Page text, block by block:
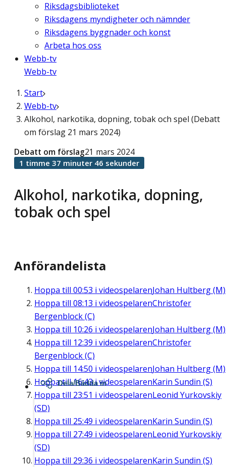
Riksdagsbiblioteket
Riksdagens myndigheter och nämnder
Riksdagens byggnader och konst
Arbeta hos oss
Webb-tv
Webb-tv
Start
Webb-tv
Alkohol, narkotika, dopning, tobak och spel (Debatt
om förslag 21 mars 2024)
Alkohol, narkotika, dopning,
tobak och spel
Debatt om förslag21 mars 2024
1 timme 37 minuter 46 sekunder
Anförandelista
Hoppa till 00:53 i videospelarenJohan Hultberg (M)
Hoppa till 08:13 i videospelarenChristofer
Bergenblock (C)
Hoppa till 10:26 i videospelarenJohan Hultberg (M)
Hoppa till 12:39 i videospelarenChristofer
Bergenblock (C)
Hoppa till 14:50 i videospelarenJohan Hultberg (M)
Hoppa till16:43i videospelarenKarin Sundin (S)
Hoppa till 23:51 i videospelarenLeonid Yurkovskiy
(SD)
Hoppa till 25:49 i videospelarenKarin Sundin (S)
Hoppa till 27:49 i videospelarenLeonid Yurkovskiy
(SD)
Hoppa till 29:36 i videospelarenKarin Sundin (S)
Dela/Bädda in